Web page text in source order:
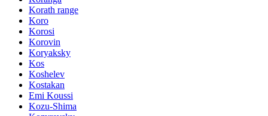
Korath range
Koro
Korosi
Korovin
Koryaksky
Kos
Koshelev
Kostakan
Emi Koussi
Kozu-Shima